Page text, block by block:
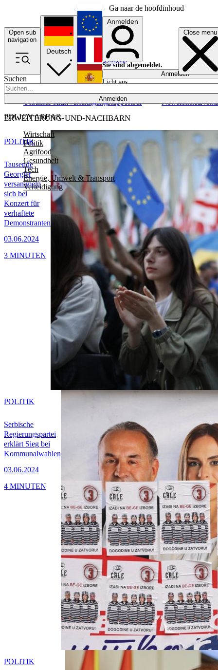
Ga naar de hoofdinhoud
Open sub
navigation
Close menu
Suchen
Anmelden
POLICY AREAS
Wirtschaft
Politik
Agrifood
Gesundheit
Tech
Energie, Umwelt & Transport
Verteidigung
UkrainePolitikVerteidigungRapporteur NewslettersEvents
Deutsch
English
Français
Anmelden
Sie sind abgemeldet.
Anmelden
Licht aus
ERWEITERUNG-UND-NACHBARN
Tausende
Georgier
versammeln
sich bei
Konzert für
verhaftete
Demonstranten
03.06.2024
POLITIK
3 MINUTEN
Serbische
Regierungspartei
erklärt Sieg bei
Kommunalwahlen
03.06.2024
POLITIK
4 MINUTEN
POLITIK